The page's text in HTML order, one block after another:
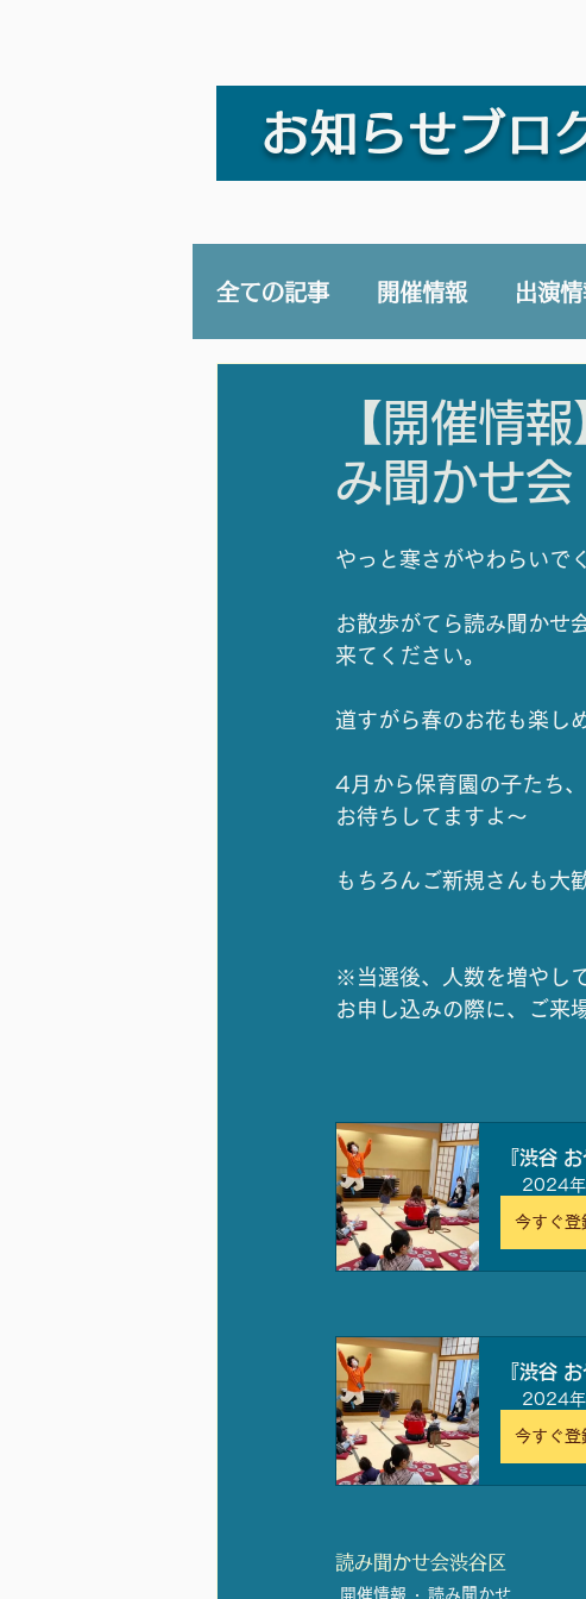
お知らせブロ
全ての記事 開催情報 出演
【開催情
み聞かせ会
やっと寒さがやわらいで
お散歩がてら読み聞かせ
来てください。
道すがら春のお花も楽し
4月から保育園の子たち、
お待ちしてますよ〜
もちろんご新規さんも大
※当選後、人数を増やし
お申し込みの際に、ご来
『渋谷
2024
今すぐ登
『渋谷
2024
今すぐ登
読み聞かせ会渋谷区
開催情報 読み聞かせ